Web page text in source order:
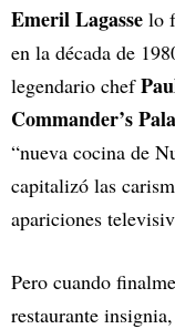
Emeril Lagasse lo
en la década de
legendario chef
Commander’s
“nueva cocina de
capitalizó las
apariciones
Pero cuando
restaurante